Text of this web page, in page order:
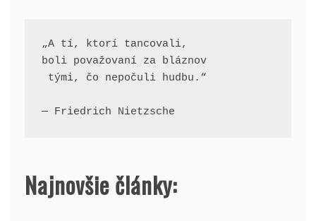
„A tí, ktorí tancovali,
boli považovaní za bláznov
tými, čo nepočuli hudbu.“
— Friedrich Nietzsche
Najnovšie články: